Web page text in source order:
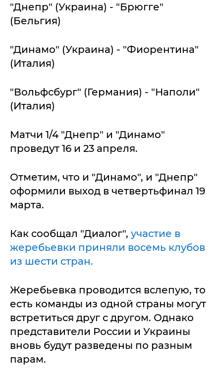
"Днепр" (Украина) - "Брюгге"
(Бельгия)
"Динамо" (Украина) - "Фиорентина"
(Италия)
"Вольфсбург" (Германия) - "Наполи"
(Италия)
Матчи 1/4 "Днепр" и "Динамо"
проведут 16 и 23 апреля.
Отметим, что и "Динамо", и "Днепр"
оформили выход в четвертьфинал 19
марта.
Как сообщал "Диалог", участие в
жеребьевки приняли восемь клубов
из шести стран.
Жеребьевка проводится вслепую, то
есть команды из одной страны могут
встретиться друг с другом. Однако
представители России и Украины
вновь будут разведены по разным
парам.